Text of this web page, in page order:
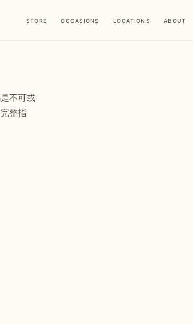
STORE OCCASIONS LOCATIONS ABOUT
不可或
整指